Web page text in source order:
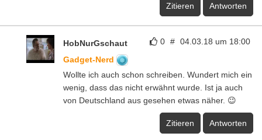
Zitieren Antworten
0 # 04.03.18 um 18:00
HobNurGschaut
Gadget-Nerd
Wollte ich auch schon schreiben. Wundert mich ein
wenig, dass das nicht erwähnt wurde. Ist ja auch
von Deutschland aus gesehen etwas näher. 😉
Zitieren Antworten